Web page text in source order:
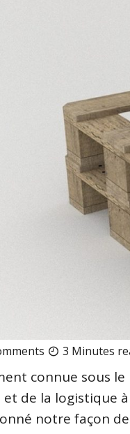
3 Minutes
connue sous
de la logistique
notre façon